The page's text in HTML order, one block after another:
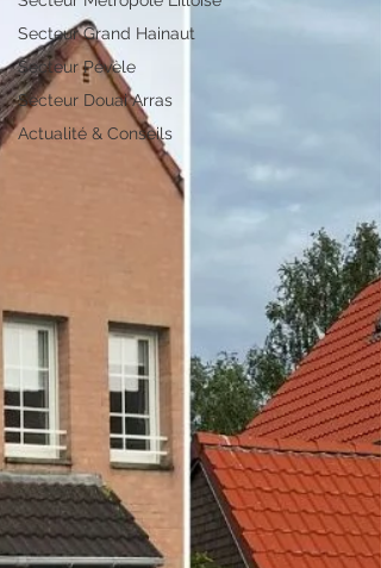
Secteur Grand Hainaut
Secteur Pévèle
Secteur Douai Arras
Actualité & Conseils